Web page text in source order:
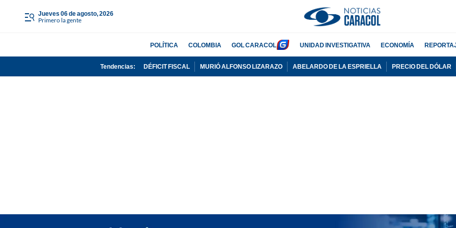
jueves 06 de agosto, 2026
Primero la gente
POLÍTICA COLOMBIA GOL CARACOL UNIDAD INVESTIGATIVA ECONOMÍA
Tendencias: DÉFICIT FISCAL MURIÓ ALFONSO LIZARAZO ABELARDO DE LA ESPRIELLA PRECIO DEL DÓLAR